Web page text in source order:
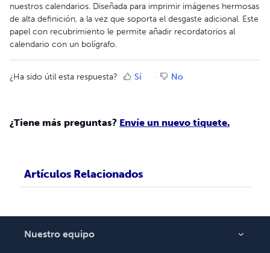
nuestros calendarios. Diseñada para imprimir imágenes hermosas
de alta definición, a la vez que soporta el desgaste adicional. Este
papel con recubrimiento le permite añadir recordatorios al
calendario con un bolígrafo.
¿Ha sido útil esta respuesta? Sí No
¿Tiene más preguntas? Envíe un nuevo tiquete.
Artículos Relacionados
Nuestro equipo